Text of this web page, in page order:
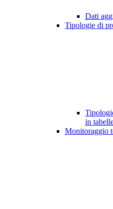
Dati
Tipologie di
in
Monitoraggio